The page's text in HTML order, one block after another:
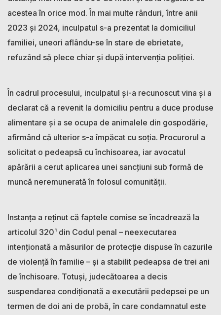
acestea în orice mod. În mai multe rânduri, între anii
2023 și 2024, inculpatul s-a prezentat la domiciliul
familiei, uneori aflându-se în stare de ebrietate,
refuzând să plece chiar și după intervenția poliției.
În cadrul procesului, inculpatul și-a recunoscut vina și a
declarat că a revenit la domiciliu pentru a duce produse
alimentare și a se ocupa de animalele din gospodărie,
afirmând că ulterior s-a împăcat cu soția. Procurorul a
solicitat o pedeapsă cu închisoarea, iar avocatul
apărării a cerut aplicarea unei sancțiuni sub formă de
muncă neremunerată în folosul comunității.
Instanța a reținut că faptele comise se încadrează la
articolul 320¹ din Codul penal – neexecutarea
intenționată a măsurilor de protecție dispuse în cazurile
de violență în familie – și a stabilit pedeapsa de trei ani
de închisoare. Totuși, judecătoarea a decis
suspendarea condiționată a executării pedepsei pe un
termen de doi ani de probă, în care condamnatul este